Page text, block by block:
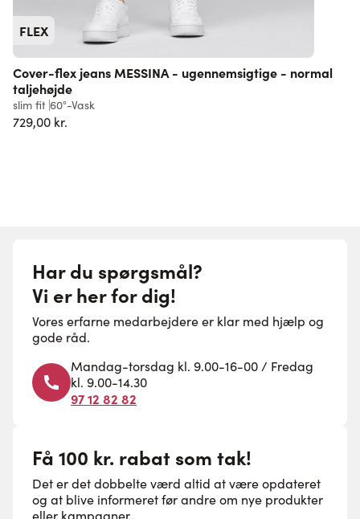
FLEX
Cover-flex jeans MESSINA - ugennemsigtige - normal
taljehøjde
slim fit 60°-Vask
729,00 kr.
Har du spørgsmål?
Vi er her for dig!
Vores erfarne medarbejdere er klar med hjælp og
gode råd.
Mandag-torsdag kl. 9.00-16-00 / Fredag
kl. 9.00-14.30
97 12 82 82
Få 100 kr. rabat som tak!
Det er det dobbelte værd altid at være opdateret
og at blive informeret før andre om nye produkter
eller kampagner.